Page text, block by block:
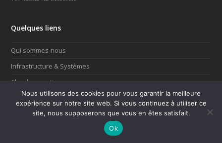
Quelques liens
Qui sommes-nous
Infrastructure & Systèmes
Cloud computing
Réseaux & Télécoms
Nous utilisons des cookies pour vous garantir la meilleure
expérience sur notre site web. Si vous continuez à utiliser ce
site, nous supposerons que vous en êtes satisfait.
Ok